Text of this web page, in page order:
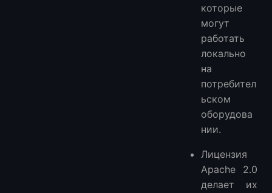
которые
могут
работать
локально
на
потребител
ьском
оборудова
нии.
Лицензия
Apache 2.0
делает их